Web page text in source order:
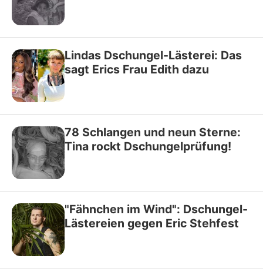
Lindas Dschungel-Lästerei: Das
sagt Erics Frau Edith dazu
78 Schlangen und neun Sterne:
Tina rockt Dschungelprüfung!
"Fähnchen im Wind": Dschungel-
Lästereien gegen Eric Stehfest